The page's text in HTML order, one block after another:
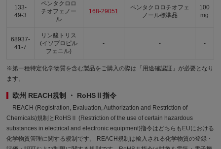
133-
49-3
ペンタクロロ
チオフェノー
ル
168-29051
ペンタクロロチオフェ
ノール標準品
100
mg
68937-
41-7
リン酸トリス
(イソプロピル
フェニル)
- - -
※第一種特定化学物質を含む製品をご購入の際は「用途確認証」が必要となり
ます。
欧州 REACH規制 ・ RoHSⅡ指令
REACH (Registration, Evaluation, Authorization and Restriction of
Chemicals)規制とRoHSⅡ (Restriction of the use of certain hazardous
substances in electrical and electronic equipment)指令はどちらもEUにおける
化学物質管理に関する規制です。 REACH規制は輸入される化学物質の登録・